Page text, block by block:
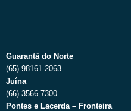
Guarantã do Norte
(65) 98161-2063
Juína
(66) 3566-7300
Pontes e Lacerda – Fronteira